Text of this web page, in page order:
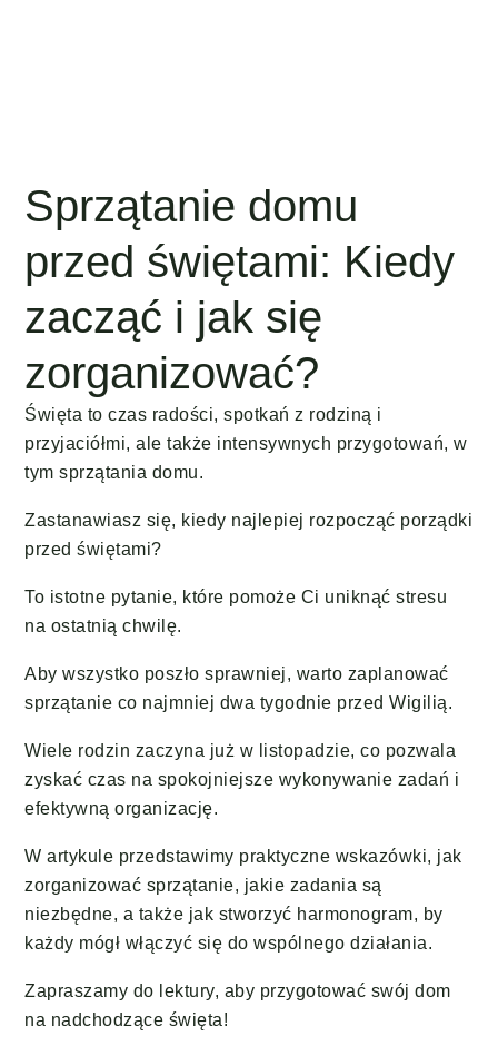
Sprzątanie domu
przed świętami: Kiedy
zacząć i jak się
zorganizować?
Święta to czas radości, spotkań z rodziną i
przyjaciółmi, ale także intensywnych przygotowań, w
tym sprzątania domu.
Zastanawiasz się, kiedy najlepiej rozpocząć porządki
przed świętami?
To istotne pytanie, które pomoże Ci uniknąć stresu
na ostatnią chwilę.
Aby wszystko poszło sprawniej, warto zaplanować
sprzątanie co najmniej dwa tygodnie przed Wigilią.
Wiele rodzin zaczyna już w listopadzie, co pozwala
zyskać czas na spokojniejsze wykonywanie zadań i
efektywną organizację.
W artykule przedstawimy praktyczne wskazówki, jak
zorganizować sprzątanie, jakie zadania są
niezbędne, a także jak stworzyć harmonogram, by
każdy mógł włączyć się do wspólnego działania.
Zapraszamy do lektury, aby przygotować swój dom
na nadchodzące święta!